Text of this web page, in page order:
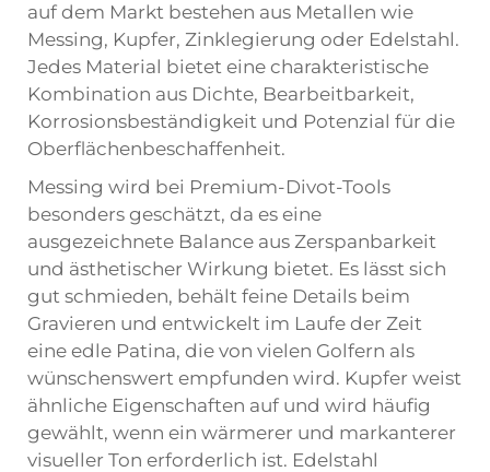
auf dem Markt bestehen aus Metallen wie
Messing, Kupfer, Zinklegierung oder Edelstahl.
Jedes Material bietet eine charakteristische
Kombination aus Dichte, Bearbeitbarkeit,
Korrosionsbeständigkeit und Potenzial für die
Oberflächenbeschaffenheit.
Messing wird bei Premium-Divot-Tools
besonders geschätzt, da es eine
ausgezeichnete Balance aus Zerspanbarkeit
und ästhetischer Wirkung bietet. Es lässt sich
gut schmieden, behält feine Details beim
Gravieren und entwickelt im Laufe der Zeit
eine edle Patina, die von vielen Golfern als
wünschenswert empfunden wird. Kupfer weist
ähnliche Eigenschaften auf und wird häufig
gewählt, wenn ein wärmerer und markanterer
visueller Ton erforderlich ist. Edelstahl